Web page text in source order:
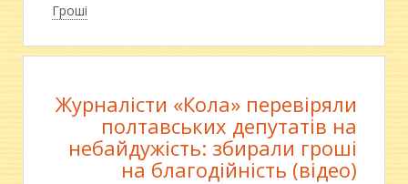
Гроші
Журналісти «Кола» перевіряли
полтавських депутатів на
небайдужість: збирали гроші
на благодійність (відео)